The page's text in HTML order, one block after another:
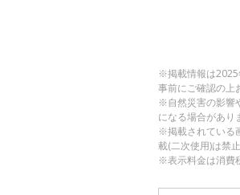
※掲載情報は2025
事前にご確認の上
※自然災害の影響
になる場合があり
※掲載されている
載(二次使用)は禁止
※表示料金は消費